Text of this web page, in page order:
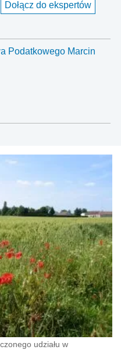
Dołącz do ekspertów
Podatkowego Marcin
udziału w